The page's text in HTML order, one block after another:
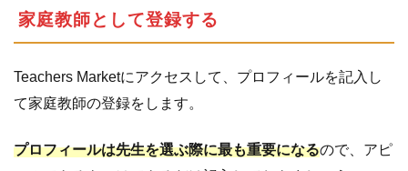
家庭教師として登録する
Teachers Marketにアクセスして、プロフィールを記入し
て家庭教師の登録をします。
プロフィールは先生を選ぶ際に最も重要になるので、アピ